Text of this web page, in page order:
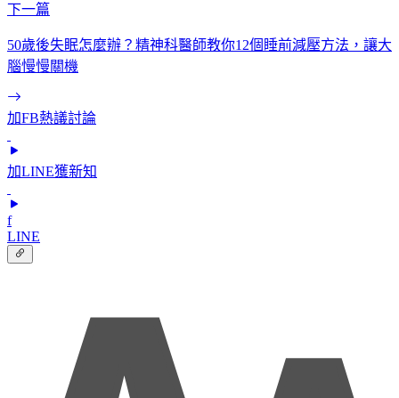
下一篇
50歲後失眠怎麼辦？精神科醫師教你12個睡前減壓方法，讓大
腦慢慢關機
加FB熱議討論
加LINE獲新知
f
LINE